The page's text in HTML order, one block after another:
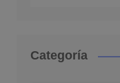
Categoría